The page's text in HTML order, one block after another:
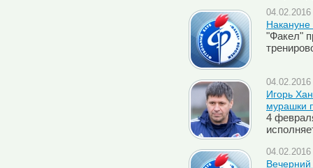
Накануне
"Факел"
Игорь
мурашки
4